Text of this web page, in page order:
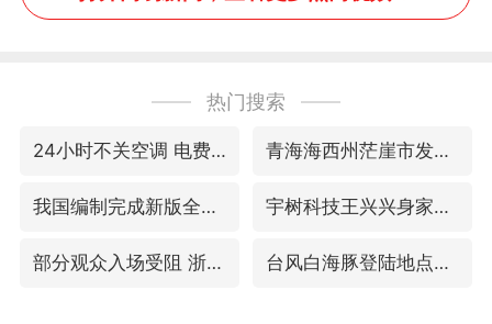
觉
热门搜索
24小时不关空调 电费会更低吗 青海海西州茫崖市发生3.1级地震
我国编制完成新版全月地质图 宇树科技王兴兴身家有望超200亿元
部分观众入场受阻 浙江省博物馆致歉 台风白海豚登陆地点更新